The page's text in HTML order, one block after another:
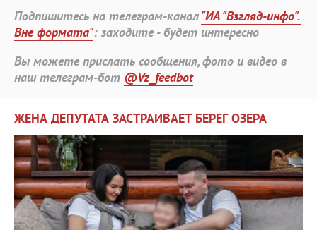
Подпишитесь на телеграм-канал"ИА "Взгляд-инфо".
Вне формата": заходите - будет интересно
Вы можете прислать сообщения, фото и видео в
наш телеграм-бот @Vz_feedbot
ЖЕНА ДЕПУТАТА ЗАСТРАИВАЕТ БЕРЕГ ОЗЕРА